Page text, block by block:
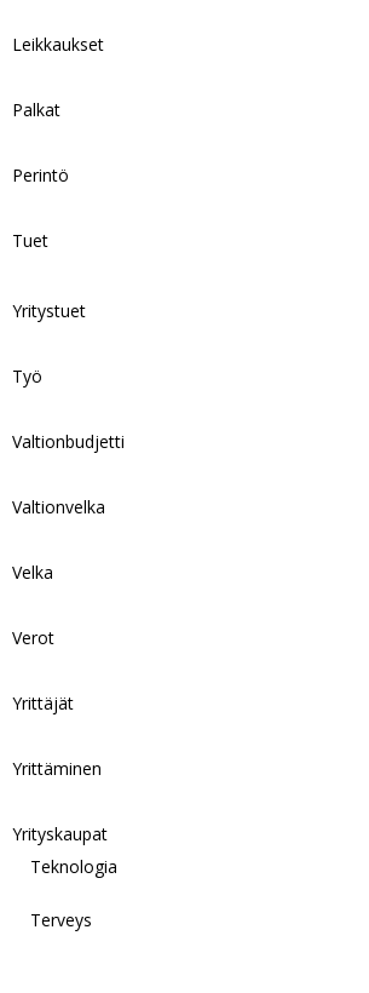
Leikkaukset
Palkat
Perintö
Tuet
Yritystuet
Työ
Valtionbudjetti
Valtionvelka
Velka
Verot
Yrittäjät
Yrittäminen
Yrityskaupat
Teknologia
Terveys